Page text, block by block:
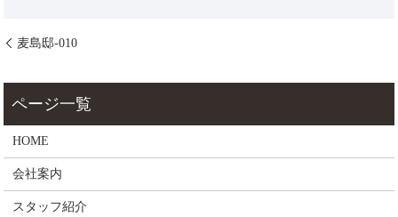
麦島邸-010
HOME
会社案内
スタッフ紹介